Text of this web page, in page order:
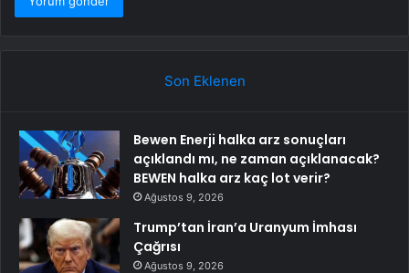
Son Eklenen
Bewen Enerji halka arz sonuçları
açıklandı mı, ne zaman açıklanacak?
BEWEN halka arz kaç lot verir?
Ağustos 9, 2026
Trump’tan İran’a Uranyum İmhası
Çağrısı
Ağustos 9, 2026